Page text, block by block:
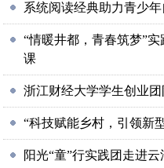
系统阅读经典助力青少
“情暖井都，青春筑梦”
课
浙江财经大学学生创业
“科技赋能乡村，引领新
阳光“童”行实践团走进云